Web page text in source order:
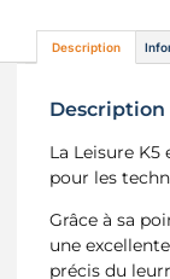
Description
Description
La Leisure
pour les
Grâce à sa
une
précis du